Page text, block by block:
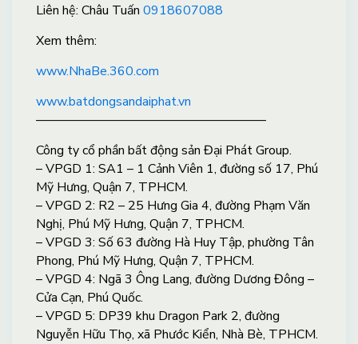
Liên hệ: Châu Tuấn 0918607088
Xem thêm:
www.NhaBe.360.com
www.batdongsandaiphat.vn
——————————————————
Công ty cổ phần bất động sản Đại Phát Group.
– VPGD 1: SA1 – 1 Cảnh Viên 1, đường số 17, Phú
Mỹ Hưng, Quận 7, TPHCM.
– VPGD 2: R2 – 25 Hưng Gia 4, đường Phạm Văn
Nghị, Phú Mỹ Hưng, Quận 7, TPHCM.
– VPGD 3: Số 63 đường Hà Huy Tập, phường Tân
Phong, Phú Mỹ Hưng, Quận 7, TPHCM.
– VPGD 4: Ngã 3 Ông Lang, đường Dương Đông –
Cửa Cạn, Phú Quốc.
– VPGD 5: DP39 khu Dragon Park 2, đường
Nguyễn Hữu Thọ, xã Phước Kiển, Nhà Bè, TPHCM.